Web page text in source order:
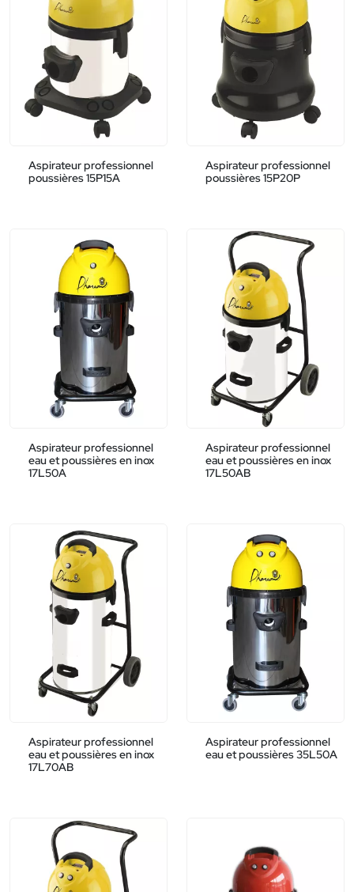
Aspirateur professionnel
poussières 15P15A
Aspirateur professionnel
poussières 15P20P
Aspirateur professionnel
eau et poussières en inox
17L50A
Aspirateur professionnel
eau et poussières en inox
17L50AB
Aspirateur professionnel
eau et poussières en inox
17L70AB
Aspirateur professionnel
eau et poussières 35L50A